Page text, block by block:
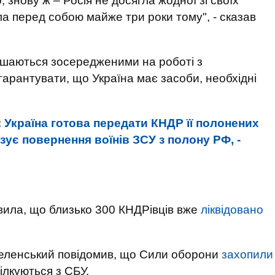
перед собою майже три роки тому", - сказав
зосередженими на роботі з
що Україна має засоби, необхідні
Україна готова передати КНДР її полонених
повернення воїнів ЗСУ з полону РФ, -
що близько 300 КНДРівців вже ліквідовано
повідомив, що Сили оборони захопили
з СБУ.